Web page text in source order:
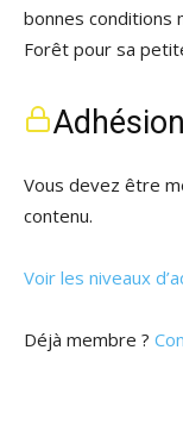
bonnes
Forêt pour sa
Vous devez être
contenu.
Voir les niveaux
Déjà membre ?